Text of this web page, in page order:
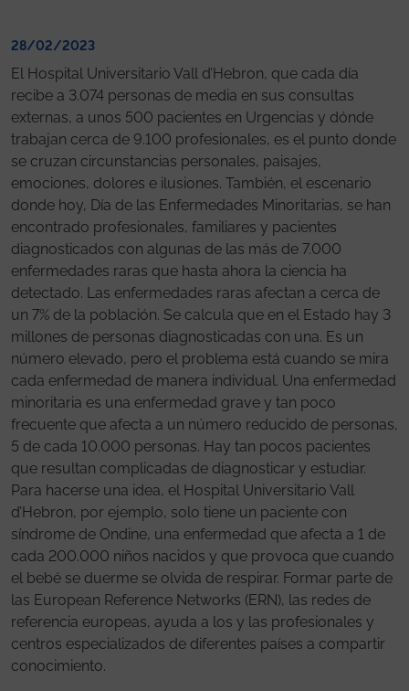
28/02/2023
El Hospital Universitario Vall d’Hebron, que cada día
recibe a 3.074 personas de media en sus consultas
externas, a unos 500 pacientes en Urgencias y dónde
trabajan cerca de 9.100 profesionales, es el punto donde
se cruzan circunstancias personales, paisajes,
emociones, dolores e ilusiones. También, el escenario
donde hoy, Día de las Enfermedades Minoritarias, se han
encontrado profesionales, familiares y pacientes
diagnosticados con algunas de las más de 7.000
enfermedades raras que hasta ahora la ciencia ha
detectado. Las enfermedades raras afectan a cerca de
un 7% de la población. Se calcula que en el Estado hay 3
millones de personas diagnosticadas con una. Es un
número elevado, pero el problema está cuando se mira
cada enfermedad de manera individual. Una enfermedad
minoritaria es una enfermedad grave y tan poco
frecuente que afecta a un número reducido de personas,
5 de cada 10.000 personas. Hay tan pocos pacientes
que resultan complicadas de diagnosticar y estudiar.
Para hacerse una idea, el Hospital Universitario Vall
d’Hebron, por ejemplo, solo tiene un paciente con
síndrome de Ondine, una enfermedad que afecta a 1 de
cada 200.000 niños nacidos y que provoca que cuando
el bebé se duerme se olvida de respirar. Formar parte de
las European Reference Networks (ERN), las redes de
referencia europeas, ayuda a los y las profesionales y
centros especializados de diferentes países a compartir
conocimiento.